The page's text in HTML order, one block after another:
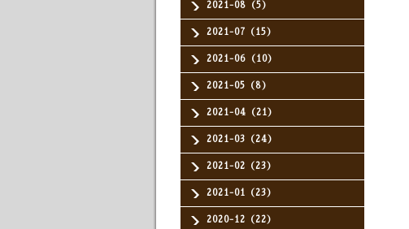
2021-08（5）
2021-07（15）
2021-06（10）
2021-05（8）
2021-04（21）
2021-03（24）
2021-02（23）
2021-01（23）
2020-12（22）